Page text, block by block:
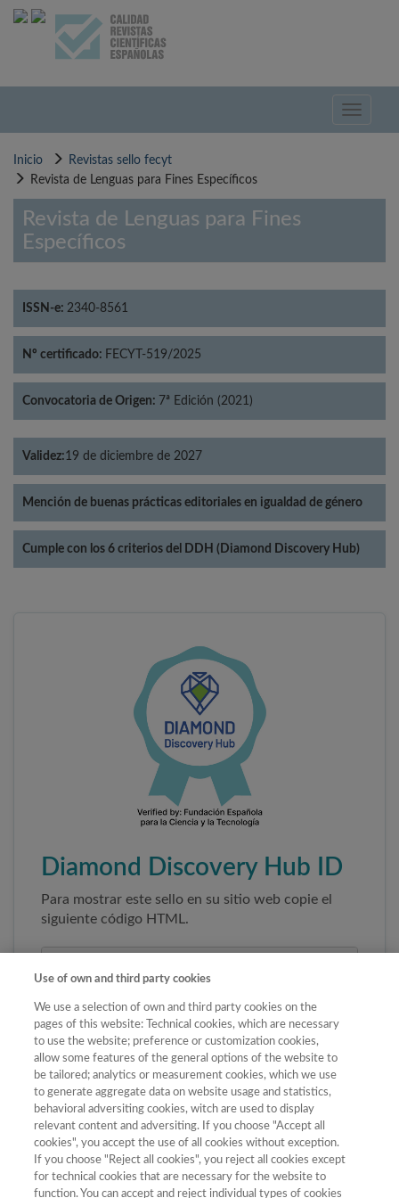
Pasar
Toggle
Inicio
Revistas sello fecyt
Revista de Lenguas para Fines Específicos
Revista de Lenguas para Fines
Específicos
ISSN-e: 2340-8561
Nº certificado: FECYT-519/2025
Convocatoria de Origen: 7ª Edición (2021)
Validez:19 de diciembre de 2027
Mención de buenas prácticas editoriales en igualdad de género
Cumple con los 6 criterios del DDH (Diamond Discovery Hub)
Diamond Discovery Hub ID
Para mostrar este sello en su sitio web copie el
siguiente código HTML.
Copiar código
Al pegar este código el sello enlazará
automáticamente a la ficha oficial de la revista. No
Use of own and third party cookies
We use a selection of own and third party cookies on the
pages of this website: Technical cookies, which are necessary
to use the website; preference or customization cookies,
allow some features of the general options of the website to
be tailored; analytics or measurement cookies, which we use
to generate aggregate data on website usage and statistics,
behavioral adversiting cookies, witch are used to display
relevant content and adversiting. If you choose "Accept all
cookies", you accept the use of all cookies without exception.
If you choose "Reject all cookies", you reject all cookies except
for technical cookies that are necessary for the website to
function. You can accept and reject individual types of cookies